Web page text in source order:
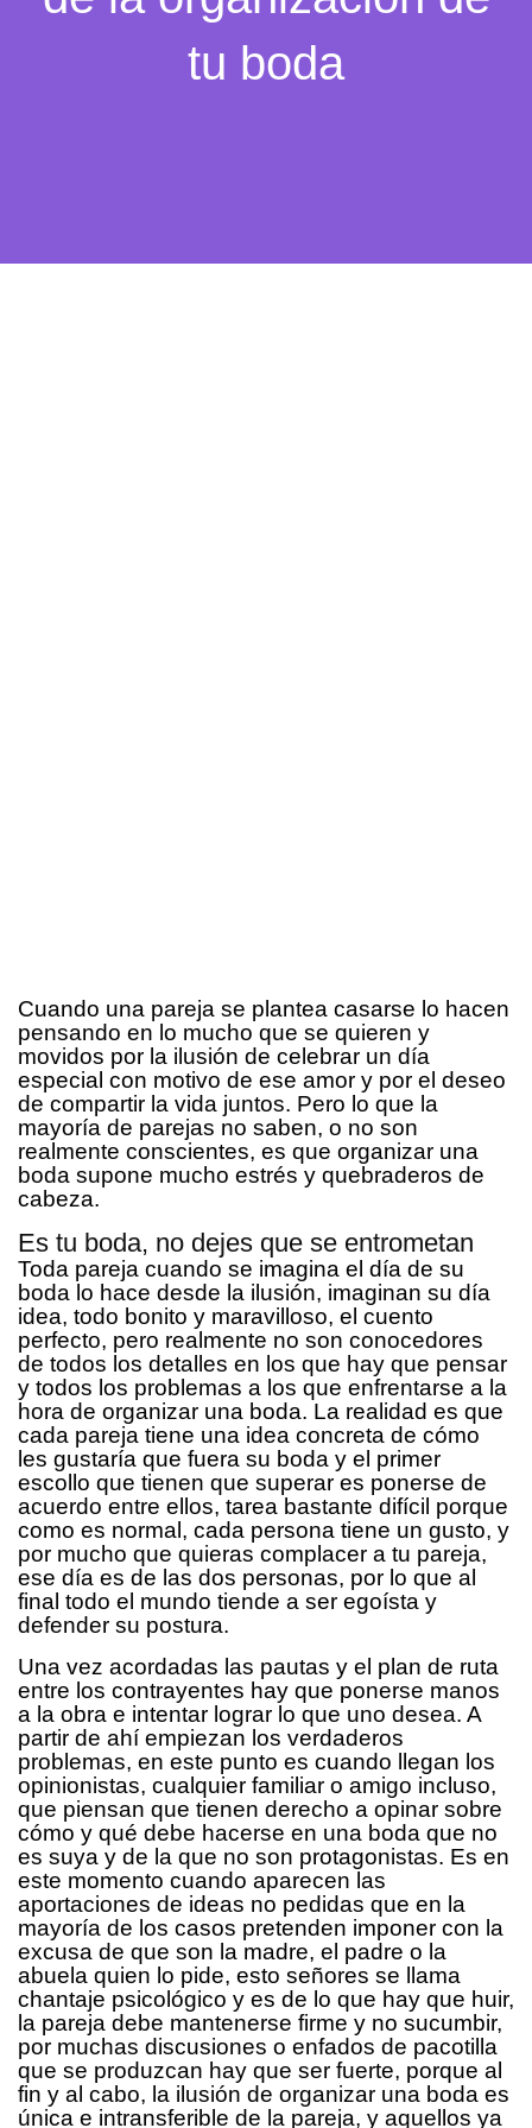
tu boda
Cuando una pareja se plantea casarse lo hacen
pensando en lo mucho que se quieren y
movidos por la ilusión de celebrar un día
especial con motivo de ese amor y por el deseo
de compartir la vida juntos. Pero lo que la
mayoría de parejas no saben, o no son
realmente conscientes, es que organizar una
boda supone mucho estrés y quebraderos de
cabeza.
Es tu boda, no dejes que se entrometan
Toda pareja cuando se imagina el día de su
boda lo hace desde la ilusión, imaginan su día
idea, todo bonito y maravilloso, el cuento
perfecto, pero realmente no son conocedores
de todos los detalles en los que hay que pensar
y todos los problemas a los que enfrentarse a la
hora de organizar una boda. La realidad es que
cada pareja tiene una idea concreta de cómo
les gustaría que fuera su boda y el primer
escollo que tienen que superar es ponerse de
acuerdo entre ellos, tarea bastante difícil porque
como es normal, cada persona tiene un gusto, y
por mucho que quieras complacer a tu pareja,
ese día es de las dos personas, por lo que al
final todo el mundo tiende a ser egoísta y
defender su postura.
Una vez acordadas las pautas y el plan de ruta
entre los contrayentes hay que ponerse manos
a la obra e intentar lograr lo que uno desea. A
partir de ahí empiezan los verdaderos
problemas, en este punto es cuando llegan los
opinionistas, cualquier familiar o amigo incluso,
que piensan que tienen derecho a opinar sobre
cómo y qué debe hacerse en una boda que no
es suya y de la que no son protagonistas. Es en
este momento cuando aparecen las
aportaciones de ideas no pedidas que en la
mayoría de los casos pretenden imponer con la
excusa de que son la madre, el padre o la
abuela quien lo pide, esto señores se llama
chantaje psicológico y es de lo que hay que huir,
la pareja debe mantenerse firme y no sucumbir,
por muchas discusiones o enfados de pacotilla
que se produzcan hay que ser fuerte, porque al
fin y al cabo, la ilusión de organizar una boda es
única e intransferible de la pareja, y aquellos ya